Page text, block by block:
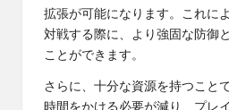
拡張が可能になります。これに
対戦する際に、より強固な防御
ことができます。
さらに、十分な資源を持つこと